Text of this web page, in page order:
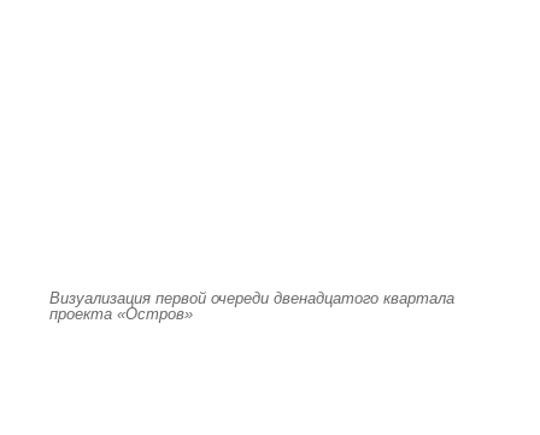
Визуализация первой очереди двенадцатого квартала
проекта «Остров»